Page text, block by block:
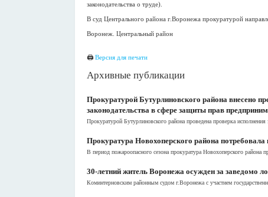
законодательства о труде).
В суд Центрального района г.Воронежа прокуратурой
Воронеж. Центральный район
🖨 Версия для печати
Архивные публикации
Прокуратурой Бутурлиновского района внесено
законодательства в сфере защиты прав
Прокуратурой Бутурлиновского района проведена проверка
Прокуратура Новохоперского района потребовала
В период пожароопасного сезона прокуратура Новохоперского района
30-летний житель Воронежа осужден за заведомо
Коминтерновским районным судом г.Воронежа с участием